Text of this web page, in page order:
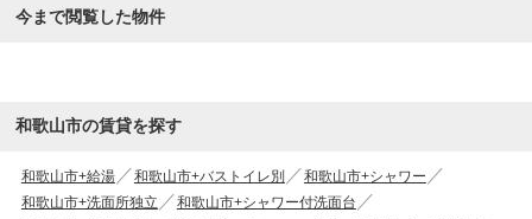
今まで閲覧した物件
和歌山市の賃貸を探す
和歌山市+給湯 和歌山市+バストイレ別
和歌山市+シャワー
和歌山市+洗面所独立
和歌山市+シャワー付洗面台